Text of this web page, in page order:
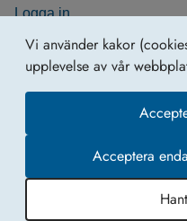
Vi använder kakor
upplevelse av vår
Acceptera
Logga in
Behandling av